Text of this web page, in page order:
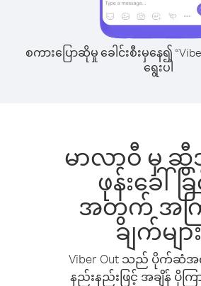
စကားပြောဆိုမှု ခေါင်းစီးမှနေ၍
ရွေးပါ
မာလာဝီ မှ
ဖုန်းခေါ်ခြ
အတွက် အက
ချက်များ
Viber Out သည် ပိုက်ဆံ
နည်းနည်းဖြင့် အချိန် ပိုကြ